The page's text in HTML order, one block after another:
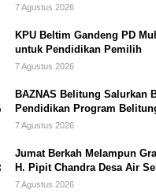
7 Agustus 2026
KPU Beltim Gandeng PD
untuk Pendidikan Pemilih
7 Agustus 2026
BAZNAS Belitung Salurkan
Pendidikan Program
7 Agustus 2026
Jumat Berkah Melampun
H. Pipit Chandra Desa Air
7 Agustus 2026